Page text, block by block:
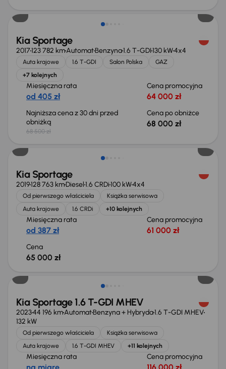
Kia Sportage
2017123 782 kmAutomatBenzyna1.6 T-GDI130 kW4x4
Auta krajowe 1.6 T-GDI Salon Polska
GAZ
+7 kolejnych
Miesięczna rata
od 405 zł
Cena promocyjna
64 000 zł
Najniższa cena z 30 dni przed
obniżką
68 500 zł
Cena po obniżce
68 000 zł
Możliwość odliczenia VAT
Kia Sportage
2019128 763 kmDiesel1.6 CRDi100 kW4x4
Od pierwszego właściciela
Książka serwisowa
Auta krajowe
1.6 CRDi +10 kolejnych
Miesięczna rata
od 387 zł
Cena promocyjna
61 000 zł
Cena
65 000 zł
Taniej o 2 000 zł
Kia Sportage 1.6 T-GDI MHEV
202344 196 kmAutomatBenzyna + Hybryda1.6 T-GDI MHEV
132 kW
Od pierwszego właściciela
Książka serwisowa
Auta krajowe
1.6 T-GDI MHEV +11 kolejnych
Miesięczna rata Cena promocyjna